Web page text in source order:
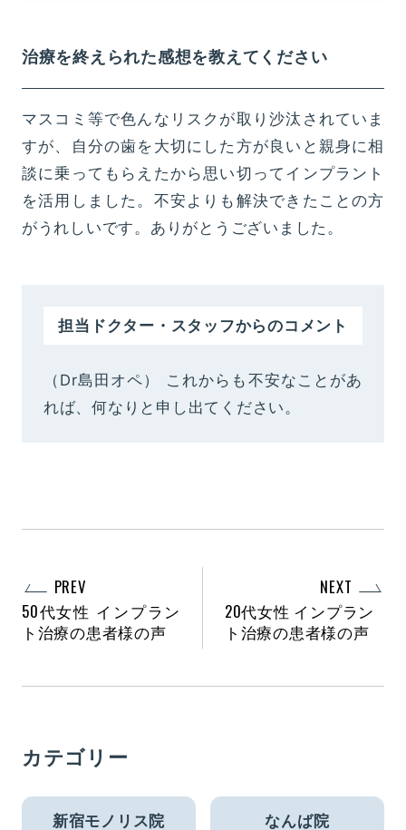
治療を終えられた感想を教えてください
マスコミ等で色んなリスクが取り沙汰されていま
すが、自分の歯を大切にした方が良いと親身に相
談に乗ってもらえたから思い切ってインプラント
を活用しました。不安よりも解決できたことの方
がうれしいです。ありがとうございました。
担当ドクター・スタッフからのコメント
（Dr島田オペ） これからも不安なことがあ
れば、何なりと申し出てください。
PREV
50代女性 インプラン
ト治療の患者様の声
NEXT
20代女性 インプラン
ト治療の患者様の声
カテゴリー
新宿モノリス院 なんば院